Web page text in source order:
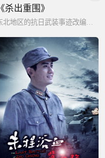
《杀出重围》